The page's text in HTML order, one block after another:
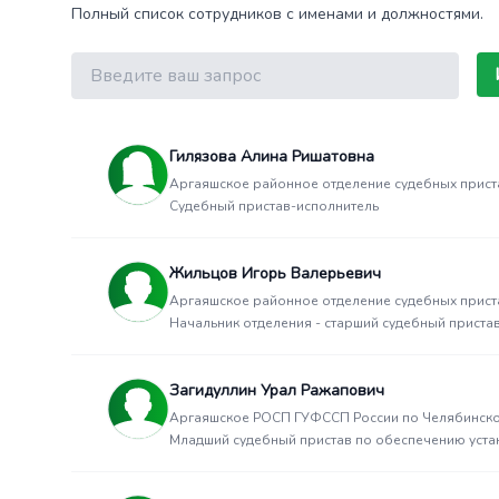
Полный список сотрудников с именами и должностями.
Поиск
Гилязова Алина Ришатовна
Аргаяшское районное отделение судебных
Судебный пристав-исполнитель
Жильцов Игорь Валерьевич
Аргаяшское районное отделение судебных
Начальник отделения - старший судебный
Загидуллин Урал Ражапович
Аргаяшское РОСП ГУФССП России по
Младший судебный пристав по обеспечению